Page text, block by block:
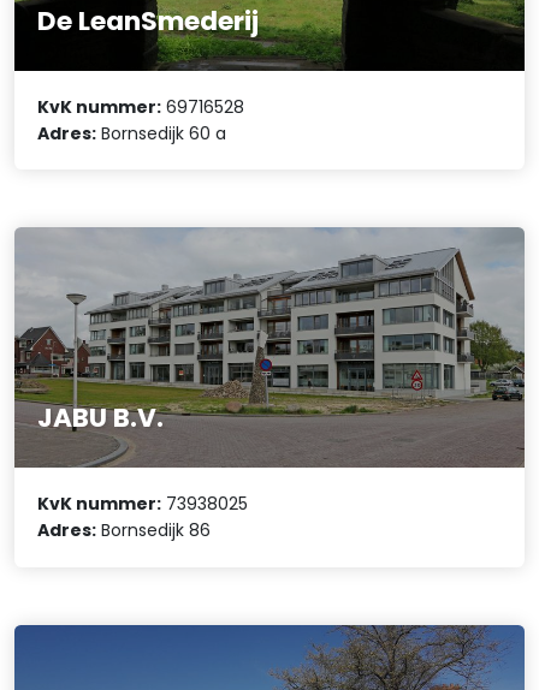
De LeanSmederij
KvK nummer: 69716528
Adres: Bornsedijk 60 a
JABU B.V.
KvK nummer: 73938025
Adres: Bornsedijk 86